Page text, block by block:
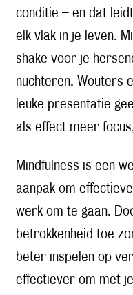
conditie – en dat
elk vlak in je leven.
shake voor je
nuchteren. Wouters
leuke presentatie
als effect meer
Mindfulness is een
aanpak om
werk om te gaan.
betrokkenheid toe
beter inspelen op
effectiever om met